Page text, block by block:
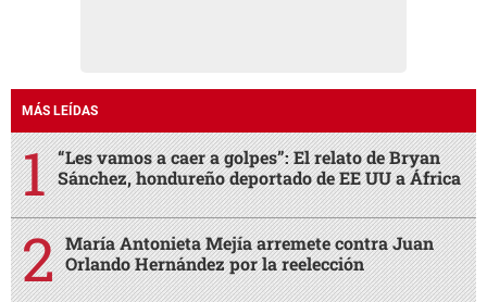
MÁS LEÍDAS
“Les vamos a caer a golpes”: El relato de Bryan
Sánchez, hondureño deportado de EE UU a África
María Antonieta Mejía arremete contra Juan
Orlando Hernández por la reelección